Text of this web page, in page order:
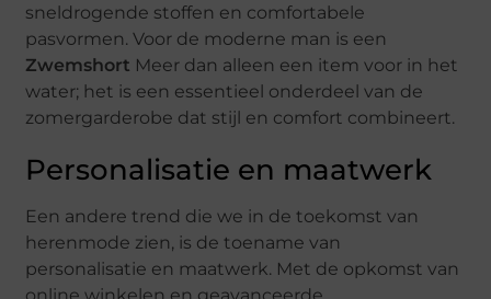
sneldrogende stoffen en comfortabele
pasvormen. Voor de moderne man is een
Zwemshort Meer dan alleen een item voor in het
water; het is een essentieel onderdeel van de
zomergarderobe dat stijl en comfort combineert.
Personalisatie en maatwerk
Een andere trend die we in de toekomst van
herenmode zien, is de toename van
personalisatie en maatwerk. Met de opkomst van